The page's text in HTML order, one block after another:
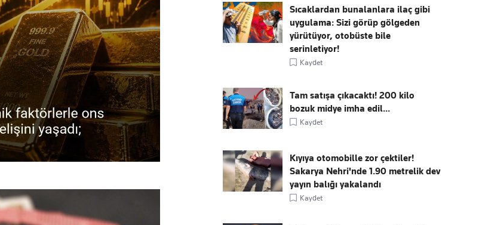
Sıcaklardan bunalanlara ilaç gibi
uygulama: Sizi görüp gölgeden
yürütüyor, otobüste bile
serinletiyor!
Kaydet
Tam satışa çıkacaktı! 200 kilo
bozuk midye imha edil...
Kaydet
Kıyıya otomobille zor çektiler!
Sakarya Nehri'nde 1.90 metrelik dev
yayın balığı yakalandı
Kaydet